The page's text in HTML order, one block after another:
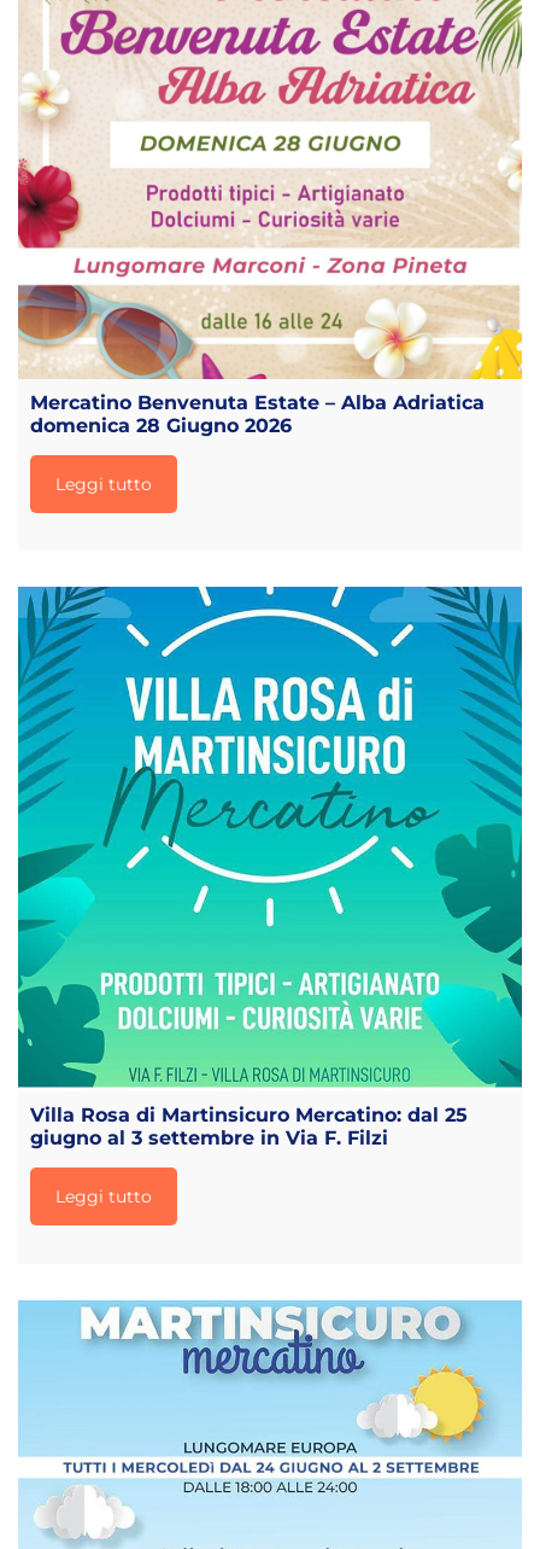
Mercatino Benvenuta Estate – Alba Adriatica
domenica 28 Giugno 2026
Leggi tutto
Villa Rosa di Martinsicuro Mercatino: dal 25
giugno al 3 settembre in Via F. Filzi
Leggi tutto